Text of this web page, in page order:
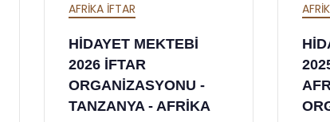
AFRİKA KURBAN
HİDAYET MEKTEBİ
2025 - TANZANYA -
AFRİKA KURBAN
ORGANİZASYONU